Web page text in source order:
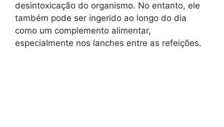
desintoxicação do organismo. No entanto, ele
também pode ser ingerido ao longo do dia
como um complemento alimentar,
especialmente nos lanches entre as refeições.